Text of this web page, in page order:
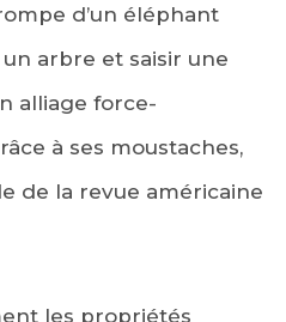
d’un éléphant
arbre et saisir une
alliage force-
à ses moustaches,
de la revue américaine
les propriétés